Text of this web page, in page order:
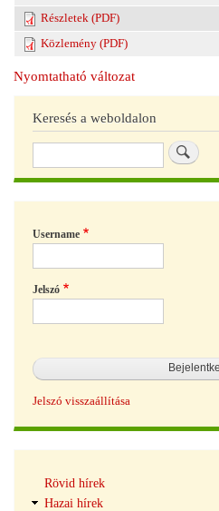
Részletek (PDF)
Közlemény (PDF)
Nyomtatható változat
Keresés a weboldalon
Username
Jelszó
Jelszó visszaállítása
navigáció
Rövid hírek
Hazai hírek